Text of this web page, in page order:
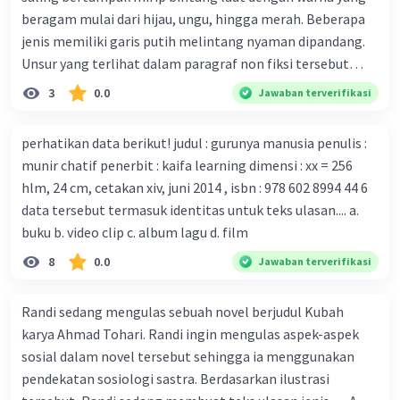
Virus dari Institut Peter Doherty untuk Infeksi dan
kekebalan, Melbourne, Julian Druce, menyatakan mereka
mengembangkan virus Corona versi laboratorium dari
tubuh pasien yang terinfeksi untuk uji coba. Tanggapan
yang sesuai dengan berita tersebut adalah ... A.
serangan virus Corona dengan menemukan vaksin virus
tersebut. B. Para ilmuan perlu segera mempelajari virus
corona yang menjadi masalah besar bagi kesehatan dunia
karena persebarannya sangat cepat. C. Masyarakat perlu
mawas diri dan menjaga kesehatan dalam menghadapi
serangan virus corona yang mulai menyebar di Indonesia,
D. Virus corona menjadi masalah besar bagi kesehatan
beragam mulai dari hijau, ungu, hingga merah. Beberapa
jenis memiliki garis putih melintang nyaman dipandang.
Unsur yang terlihat dalam paragraf non fiksi tersebut
adalah... A. cara menyajikan isi buku B. bahasa yang
digunakan C. tokoh dan penokohan D. penyajian alur cerita
3 0.0 Jawaban terverifikasi
perhatikan data berikut! judul : gurunya manusia penulis :
munir chatif penerbit : kaifa learning dimensi : xx = 256
hlm, 24 cm, cetakan xiv, juni 2014 , isbn : 978 602 8994 44 6
data tersebut termasuk identitas untuk teks ulasan.... a.
buku b. video clip c. album lagu d. film
8 0.0 Jawaban terverifikasi
Randi sedang mengulas sebuah novel berjudul Kubah
karya Ahmad Tohari. Randi ingin mengulas aspek-aspek
sosial dalam novel tersebut sehingga ia menggunakan
pendekatan sosiologi sastra. Berdasarkan ilustrasi